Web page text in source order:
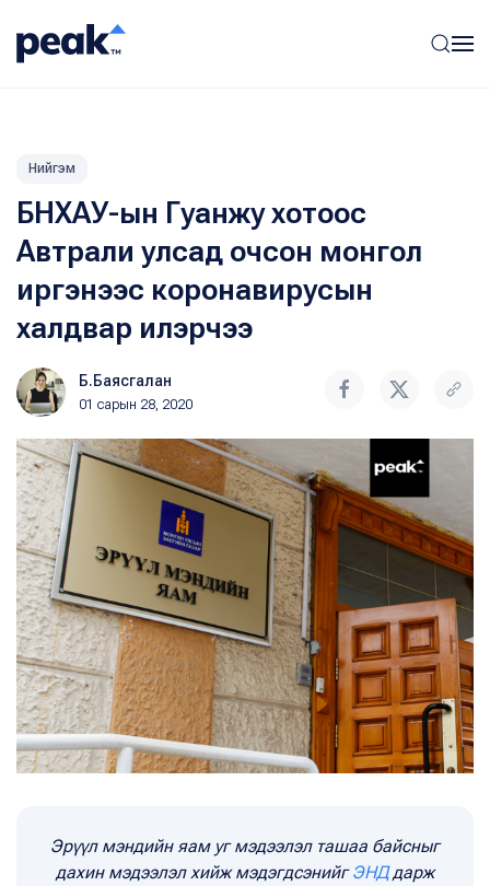
Нийгэм
БНХАУ-ын Гуанжу хотоос
Автрали улсад очсон монгол
иргэнээс коронавирусын
халдвар илэрчээ
Б.Баясгалан
01 сарын 28, 2020
Эрүүл мэндийн яам уг мэдээлэл ташаа байсныг
дахин мэдээлэл хийж мэдэгдсэнийгЭНДдарж